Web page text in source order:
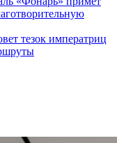
тезок императриц